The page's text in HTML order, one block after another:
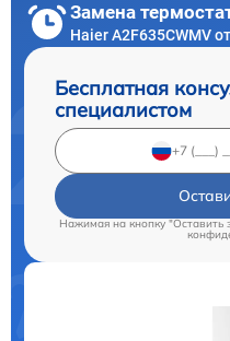
Замена
Haier A2F635CWMV
Бесплатная
специалистом
Нажимая на кнопку "Оставить